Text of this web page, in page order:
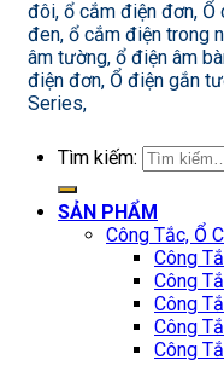
đôi, ổ cắm điện đơn, Ổ
đen, ổ cắm điện trong
âm tường, ổ điện âm
điện đơn, Ổ điện gắn
Series,
Tìm kiếm:
SẢN PHẨM
Công Tắc, Ổ
Công
Công
Công
Công
Công